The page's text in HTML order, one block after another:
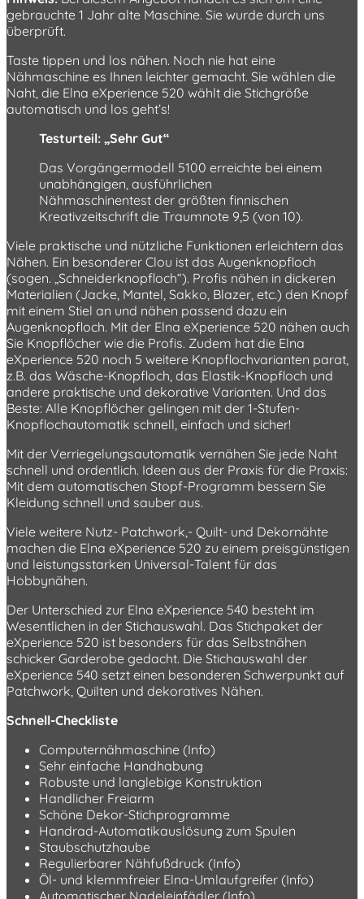
gebrauchte 1 Jahr alte Maschine. Sie wurde durch uns
überprüft.
Taste tippen und los nähen. Noch nie hat eine
Nähmaschine es Ihnen leichter gemacht. Sie wählen die
Naht, die Elna eXperience 520 wählt die Stichgröße
automatisch und los geht’s!
Testurteil: „Sehr Gut“
Das Vorgängermodell 5100 erreichte bei einem
unabhängigen, ausführlichen
Nähmaschinentest der größten finnischen
Kreativzeitschrift die Traumnote 9,5 (von 10).
Viele praktische und nützliche Funktionen erleichtern das
Nähen. Ein besonderer Clou ist das Augenknopfloch
(sogen. „Schneiderknopfloch“). Profis nähen in dickeren
Materialien (Jacke, Mantel, Sakko, Blazer, etc.) den Knopf
mit einem Stiel an und nähen passend dazu ein
Augenknopfloch. Mit der Elna eXperience 520 nähen auch
Sie Knopflöcher wie die Profis. Zudem hat die Elna
eXperience 520 noch 5 weitere Knopflochvarianten parat,
z.B. das Wäsche-Knopfloch, das Elastik-Knopfloch und
andere praktische und dekorative Varianten. Und das
Beste: Alle Knopflöcher gelingen mit der 1-Stufen-
Knopflochautomatik schnell, einfach und sicher!
Mit der Verriegelungsautomatik vernähen Sie jede Naht
schnell und ordentlich. Ideen aus der Praxis für die Praxis:
Mit dem automatischen Stopf-Programm bessern Sie
Kleidung schnell und sauber aus.
Viele weitere Nutz- Patchwork,- Quilt- und Dekornähte
machen die Elna eXperience 520 zu einem preisgünstigen
und leistungsstarken Universal-Talent für das
Hobbynähen.
Der Unterschied zur Elna eXperience 540 besteht im
Wesentlichen in der Stichauswahl. Das Stichpaket der
eXperience 520 ist besonders für das Selbstnähen
schicker Garderobe gedacht. Die Stichauswahl der
eXperience 540 setzt einen besonderen Schwerpunkt auf
Patchwork, Quilten und dekoratives Nähen.
Schnell-Checkliste
Computernähmaschine (Info)
Sehr einfache Handhabung
Robuste und langlebige Konstruktion
Handlicher Freiarm
Schöne Dekor-Stichprogramme
Handrad-Automatikauslösung zum Spulen
Staubschutzhaube
Regulierbarer Nähfußdruck (Info)
Öl- und klemmfreier Elna-Umlaufgreifer (Info)